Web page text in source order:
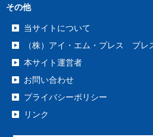
その他
当サイトについて
（株）アイ・エム・プレス プレ
本サイト運営者
お問い合わせ
プライバシーポリシー
リンク